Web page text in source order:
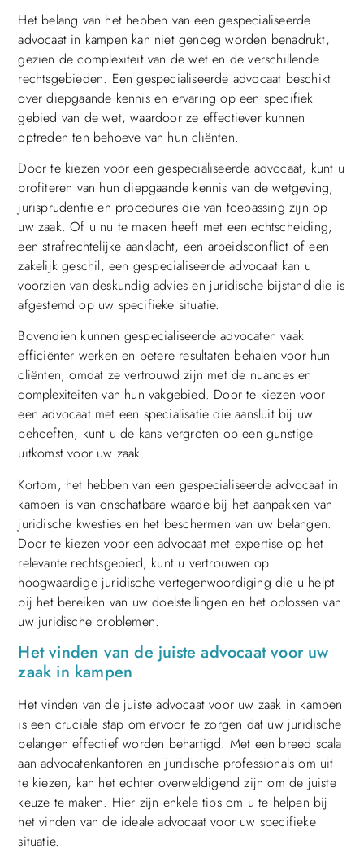
Het belang van het hebben van een gespecialiseerde
advocaat in kampen kan niet genoeg worden benadrukt,
gezien de complexiteit van de wet en de verschillende
rechtsgebieden. Een gespecialiseerde advocaat beschikt
over diepgaande kennis en ervaring op een specifiek
gebied van de wet, waardoor ze effectiever kunnen
optreden ten behoeve van hun cliënten.
Door te kiezen voor een gespecialiseerde advocaat, kunt u
profiteren van hun diepgaande kennis van de wetgeving,
jurisprudentie en procedures die van toepassing zijn op
uw zaak. Of u nu te maken heeft met een echtscheiding,
een strafrechtelijke aanklacht, een arbeidsconflict of een
zakelijk geschil, een gespecialiseerde advocaat kan u
voorzien van deskundig advies en juridische bijstand die is
afgestemd op uw specifieke situatie.
Bovendien kunnen gespecialiseerde advocaten vaak
efficiënter werken en betere resultaten behalen voor hun
cliënten, omdat ze vertrouwd zijn met de nuances en
complexiteiten van hun vakgebied. Door te kiezen voor
een advocaat met een specialisatie die aansluit bij uw
behoeften, kunt u de kans vergroten op een gunstige
uitkomst voor uw zaak.
Kortom, het hebben van een gespecialiseerde advocaat in
kampen is van onschatbare waarde bij het aanpakken van
juridische kwesties en het beschermen van uw belangen.
Door te kiezen voor een advocaat met expertise op het
relevante rechtsgebied, kunt u vertrouwen op
hoogwaardige juridische vertegenwoordiging die u helpt
bij het bereiken van uw doelstellingen en het oplossen van
uw juridische problemen.
Het vinden van de juiste advocaat voor uw
zaak in kampen
Het vinden van de juiste advocaat voor uw zaak in kampen
is een cruciale stap om ervoor te zorgen dat uw juridische
belangen effectief worden behartigd. Met een breed scala
aan advocatenkantoren en juridische professionals om uit
te kiezen, kan het echter overweldigend zijn om de juiste
keuze te maken. Hier zijn enkele tips om u te helpen bij
het vinden van de ideale advocaat voor uw specifieke
situatie.